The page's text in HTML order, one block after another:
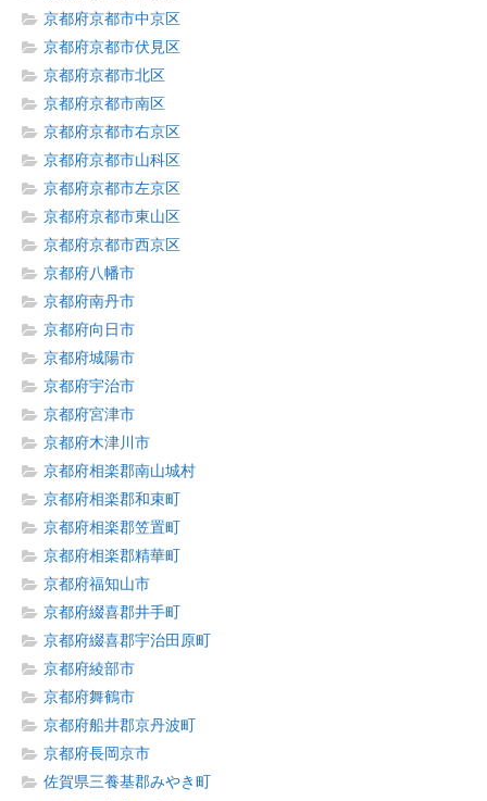
京都府京都市中京区
京都府京都市伏見区
京都府京都市北区
京都府京都市南区
京都府京都市右京区
京都府京都市山科区
京都府京都市左京区
京都府京都市東山区
京都府京都市西京区
京都府八幡市
京都府南丹市
京都府向日市
京都府城陽市
京都府宇治市
京都府宮津市
京都府木津川市
京都府相楽郡南山城村
京都府相楽郡和束町
京都府相楽郡笠置町
京都府相楽郡精華町
京都府福知山市
京都府綴喜郡井手町
京都府綴喜郡宇治田原町
京都府綾部市
京都府舞鶴市
京都府船井郡京丹波町
京都府長岡京市
佐賀県三養基郡みやき町